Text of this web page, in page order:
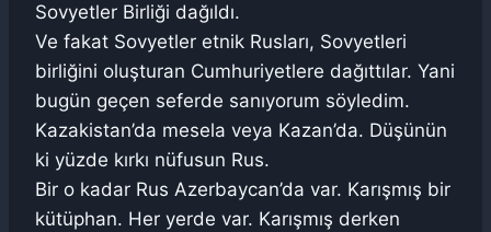
Sovyetler Birliği dağıldı.
Ve fakat Sovyetler etnik Rusları, Sovyetleri
birliğini oluşturan Cumhuriyetlere dağıttılar. Yani
bugün geçen seferde sanıyorum söyledim.
Kazakistan’da mesela veya Kazan’da. Düşünün
ki yüzde kırkı nüfusun Rus.
Bir o kadar Rus Azerbaycan’da var. Karışmış bir
kütüphan. Her yerde var. Karışmış derken